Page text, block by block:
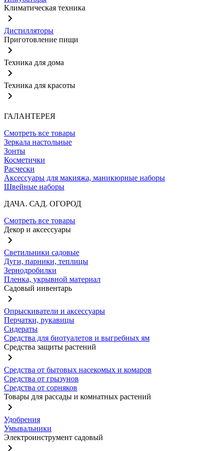
Климатическая техника
Дистилляторы
Приготовление пищи
Техника для дома
Техника для красоты
ГАЛАНТЕРЕЯ
Смотреть все товары
Зеркала настольные
Зонты
Косметички
Расчески
Аксессуары для макияжа, маникюрные наборы
Швейные наборы
ДАЧА. САД. ОГОРОД
Смотреть все товары
Декор и аксессуары
Светильники садовые
Дуги, парники, теплицы
Зернодробилки
Пленка, укрывной материал
Садовый инвентарь
Опрыскиватели и аксессуары
Перчатки, рукавицы
Сидераты
Средства для биотуалетов и выгребных ям
Средства защиты растений
Средства от бытовых насекомых и комаров
Средства от грызунов
Средства от сорняков
Товары для рассады и комнатных растений
Удобрения
Умывальники
Электроинструмент садовый